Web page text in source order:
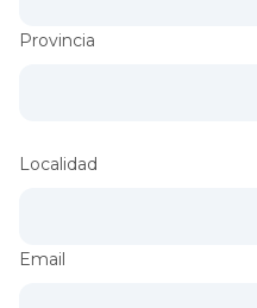
Provincia
Localidad
Email